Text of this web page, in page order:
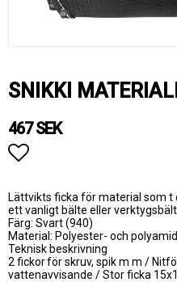
SNIKKI
467 SEK
Lättvikts ficka för material som t
ett vanligt bälte eller
Färg: Svart (940)
Material: Polyester- och
Teknisk beskrivning
2 fickor för skruv, spik m m /
vattenavvisande / Stor ficka